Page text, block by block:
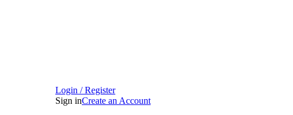
Login / Register
Sign inCreate an Account